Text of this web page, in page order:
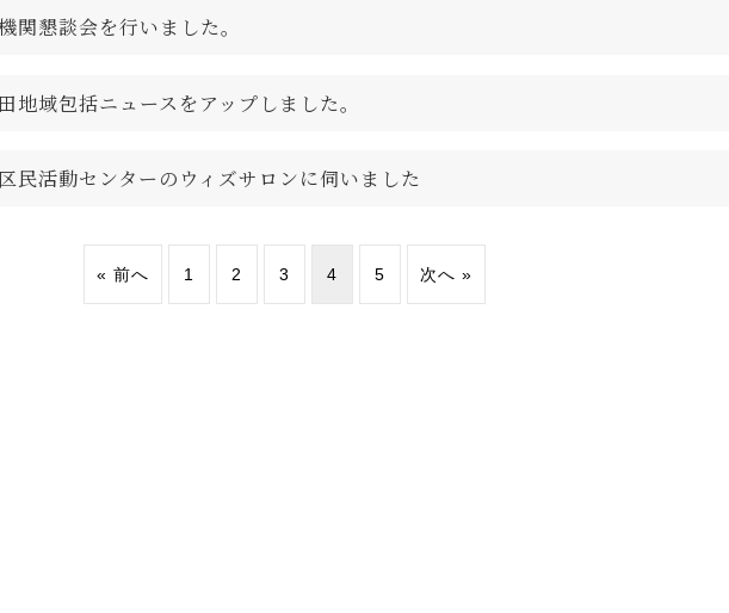
関懇談会を行いました。
地域包括ニュースをアップしました。
民活動センターのウィズサロンに伺いました
« 前へ 1 2 3 4 5 次へ »